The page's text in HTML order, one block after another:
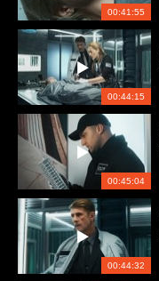
00:41:55
00:44:15
00:45:04
00:44:32